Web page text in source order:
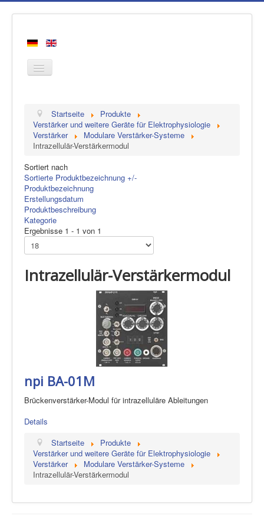
Produkte
Hersteller
Kontakt
Startseite
Produkte
Verstärker und weitere Geräte für Elektrophysiologie
Verstärker
Modulare Verstärker-Systeme
Intrazellulär-Verstärkermodul
Sortiert nach
Sortierte Produktbezeichnung +/-
Produktbezeichnung
Erstellungsdatum
Produktbeschreibung
Kategorie
Ergebnisse 1 - 1 von 1
Intrazellulär-Verstärkermodul
npi BA-01M
Brückenverstärker-Modul für intrazelluläre Ableitungen
Details
Startseite
Produkte
Verstärker und weitere Geräte für Elektrophysiologie
Verstärker
Modulare Verstärker-Systeme
Intrazellulär-Verstärkermodul